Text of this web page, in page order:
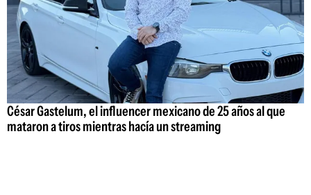
César Gastelum, el influencer mexicano de 25 años al que
mataron a tiros mientras hacía un streaming